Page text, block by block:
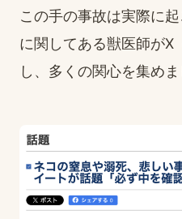
この手の事故は実際に
に関してある獣医師がX
し、多くの関心を集めま